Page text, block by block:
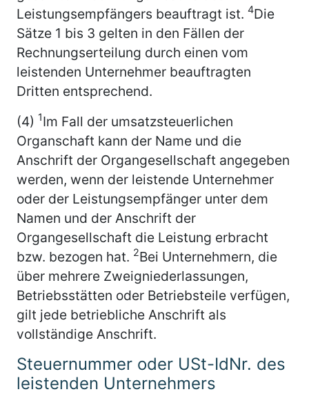
Leistungsempfängers beauftragt ist. 4Die
Sätze 1 bis 3 gelten in den Fällen der
Rechnungserteilung durch einen vom
leistenden Unternehmer beauftragten
Dritten entsprechend.
(4) 1Im Fall der umsatzsteuerlichen
Organschaft kann der Name und die
Anschrift der Organgesellschaft angegeben
werden, wenn der leistende Unternehmer
oder der Leistungsempfänger unter dem
Namen und der Anschrift der
Organgesellschaft die Leistung erbracht
bzw. bezogen hat. 2Bei Unternehmern, die
über mehrere Zweigniederlassungen,
Betriebsstätten oder Betriebsteile verfügen,
gilt jede betriebliche Anschrift als
vollständige Anschrift.
Steuernummer oder USt-IdNr. des
leistenden Unternehmers